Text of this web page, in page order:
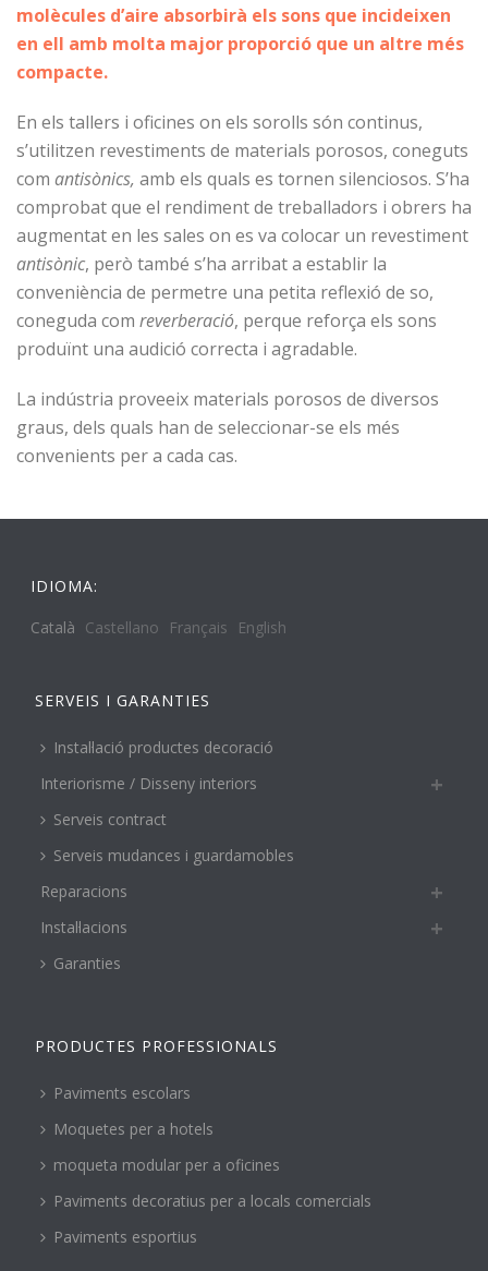
molècules d’aire absorbirà els sons que incideixen
en ell amb molta major proporció que un altre més
compacte.
En els tallers i oficines on els sorolls són continus,
s’utilitzen revestiments de materials porosos, coneguts
com antisònics, amb els quals es tornen silenciosos. S’ha
comprobat que el rendiment de treballadors i obrers ha
augmentat en les sales on es va colocar un revestiment
antisònic, però també s’ha arribat a establir la
conveniència de permetre una petita reflexió de so,
coneguda com reverberació, perque reforça els sons
produïnt una audició correcta i agradable.
La indústria proveeix materials porosos de diversos
graus, dels quals han de seleccionar-se els més
convenients per a cada cas.
IDIOMA:
Català Castellano Français English
SERVEIS I GARANTIES
Instal·lació productes decoració
Interiorisme / Disseny interiors
Serveis contract
Serveis mudances i guardamobles
Reparacions
Instal·lacions
Garanties
PRODUCTES PROFESSIONALS
Paviments escolars
Moquetes per a hotels
moqueta modular per a oficines
Paviments decoratius per a locals comercials
Paviments esportius